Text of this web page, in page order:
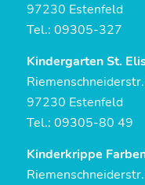
97230 Estenfeld
Tel.: 09305-327
Kindergarten St.
97230 Estenfeld
Tel.: 09305-80 49
Kinderkrippe